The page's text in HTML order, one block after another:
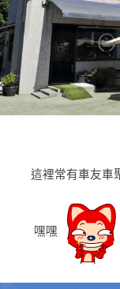
這裡常有車友車
嘿嘿